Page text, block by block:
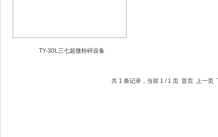
TY-30L三七超微粉碎设备
共 1 条记录，当前 1 / 1 页 首页 上一页